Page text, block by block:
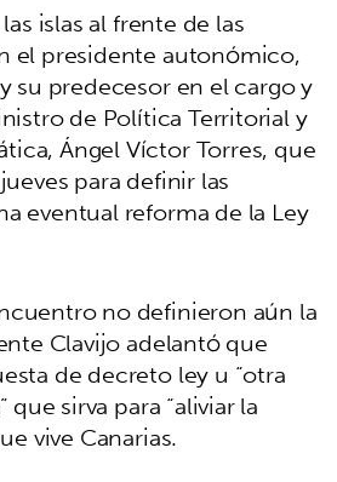
islas al frente de las
el presidente autonómico,
su predecesor en el cargo y
de Política Territorial y
Ángel Víctor Torres, que
para definir las
eventual reforma de la Ley
no definieron aún la
Clavijo adelantó que
de decreto ley u “otra
sirva para “aliviar la
vive Canarias.